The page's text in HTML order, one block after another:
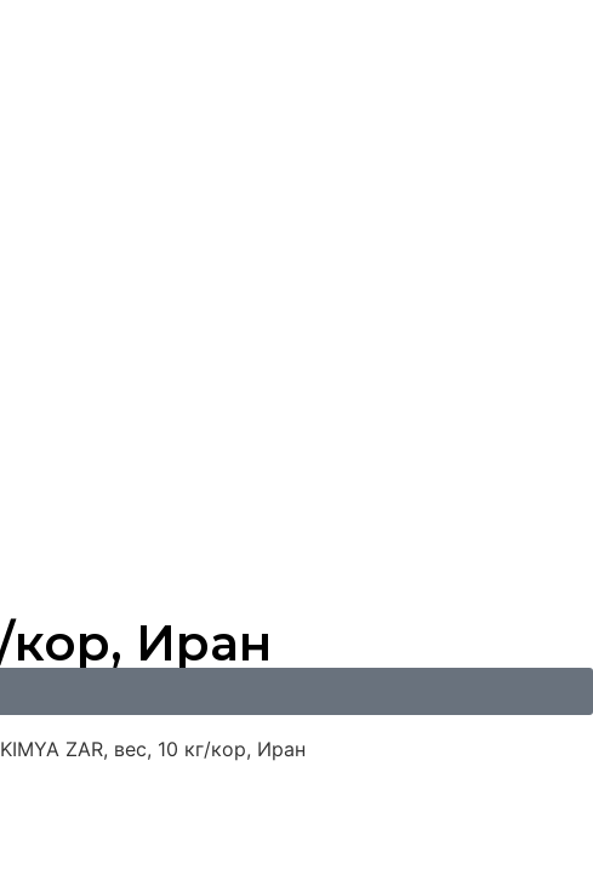
кор, Иран
ZAR, вес, 10 кг/кор, Иран